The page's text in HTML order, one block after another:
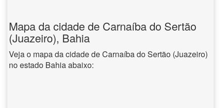
Mapa da cidade de Carnaíba do Sertão
(Juazeiro), Bahia
Veja o mapa da cidade de Carnaíba do Sertão (Juazeiro)
no estado Bahia abaixo: